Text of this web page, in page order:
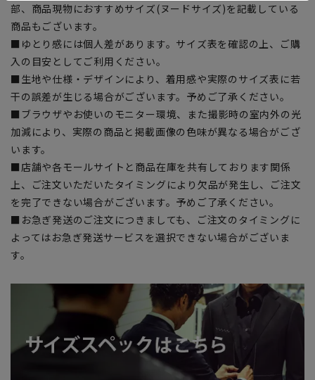
部、商品現物におすすめサイズ(ヌードサイズ)を記載している
商品もございます。
■ゆとり感には個人差があります。サイズ表を確認の上、ご購
入の目安としてご利用ください。
■生地や仕様・デザインにより、着用感や実際のサイズ表に若
干の誤差が生じる場合がございます。予めご了承ください。
■ブラウザやお使いのモニター環境、また撮影時の室内外の光
加減により、実際の商品と掲載画像の色味が異なる場合がござ
います。
■店舗や各モールサイトと商品在庫を共有しております関係
上、ご注文いただいたタイミングにより欠品が発生し、ご注文
を完了できない場合がございます。予めご了承ください。
■お急ぎ発送のご注文につきましても、ご注文のタイミングに
よってはお急ぎ発送サービスを選択できない場合がございま
す。